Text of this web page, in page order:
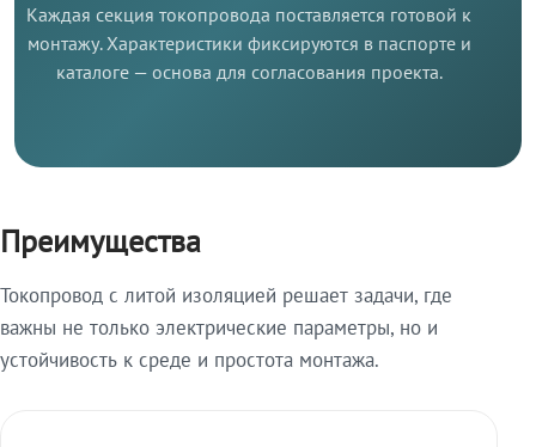
Каждая секция токопровода поставляется готовой к
монтажу. Характеристики фиксируются в паспорте и
каталоге — основа для согласования проекта.
Преимущества
Токопровод с литой изоляцией решает задачи, где
важны не только электрические параметры, но и
устойчивость к среде и простота монтажа.